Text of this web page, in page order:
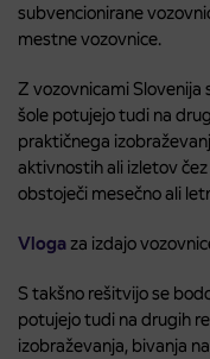
subvencionirane
mestne vozovnice.
Z vozovnicami Slovenija
šole potujejo tudi na
praktičnega
aktivnostih ali izletov
obstoječi mesečno ali
Vloga za izdajo
S takšno rešitvijo se
potujejo tudi na drugih
izobraževanja, bivanja